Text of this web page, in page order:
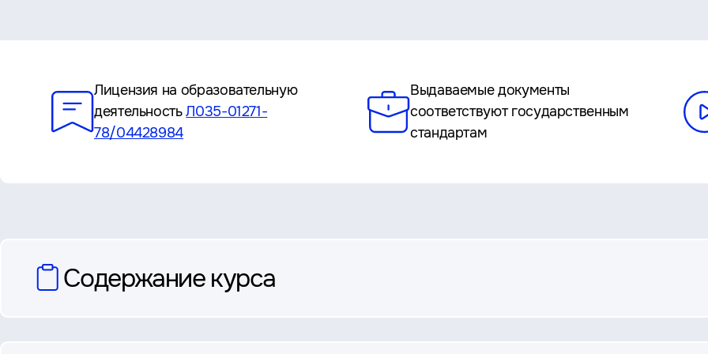
Лицензия на образовательную
деятельностьЛ035-01271-
78/04428984
Выдаваемые документы
соответствуют государственным
стандартам
вопросы
Содержание курса